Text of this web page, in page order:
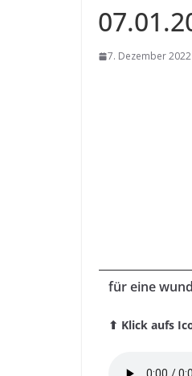
7. Dezember 2022
für eine
⬆ Klick aufs